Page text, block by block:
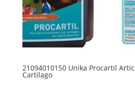
21094010150 Unika Procartil
Cartílago